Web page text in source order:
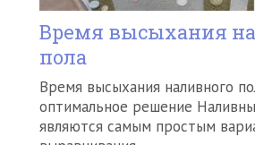
Время высыхания
пола
Время высыхания наливного
оптимальное решение
являются самым простым